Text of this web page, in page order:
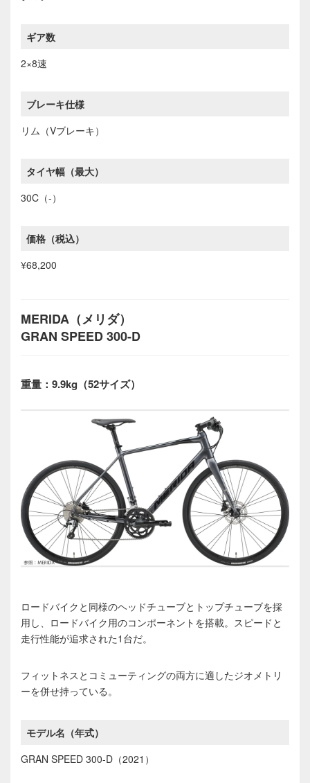
ギア数
2×8速
ブレーキ仕様
リム（Vブレーキ）
タイヤ幅（最大）
30C（-）
価格（税込）
¥68,200
MERIDA（メリダ）
GRAN SPEED 300-D
重量：9.9kg（52サイズ）
ロードバイクと同様のヘッドチューブとトップチューブを採
用し、ロードバイク用のコンポーネントを搭載。スピードと
走行性能が追求された1台だ。
フィットネスとコミューティングの両方に適したジオメトリ
ーを併せ持っている。
モデル名（年式）
GRAN SPEED 300-D（2021）